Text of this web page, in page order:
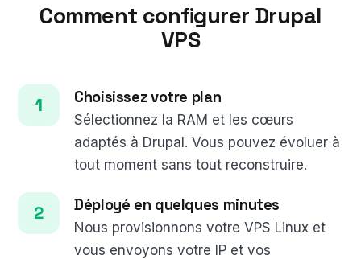
Comment configurer Drupal
VPS
Choisissez votre plan
Sélectionnez la RAM et les cœurs
adaptés à Drupal. Vous pouvez évoluer à
tout moment sans tout reconstruire.
Déployé en quelques minutes
Nous provisionnons votre VPS Linux et
vous envoyons votre IP et vos